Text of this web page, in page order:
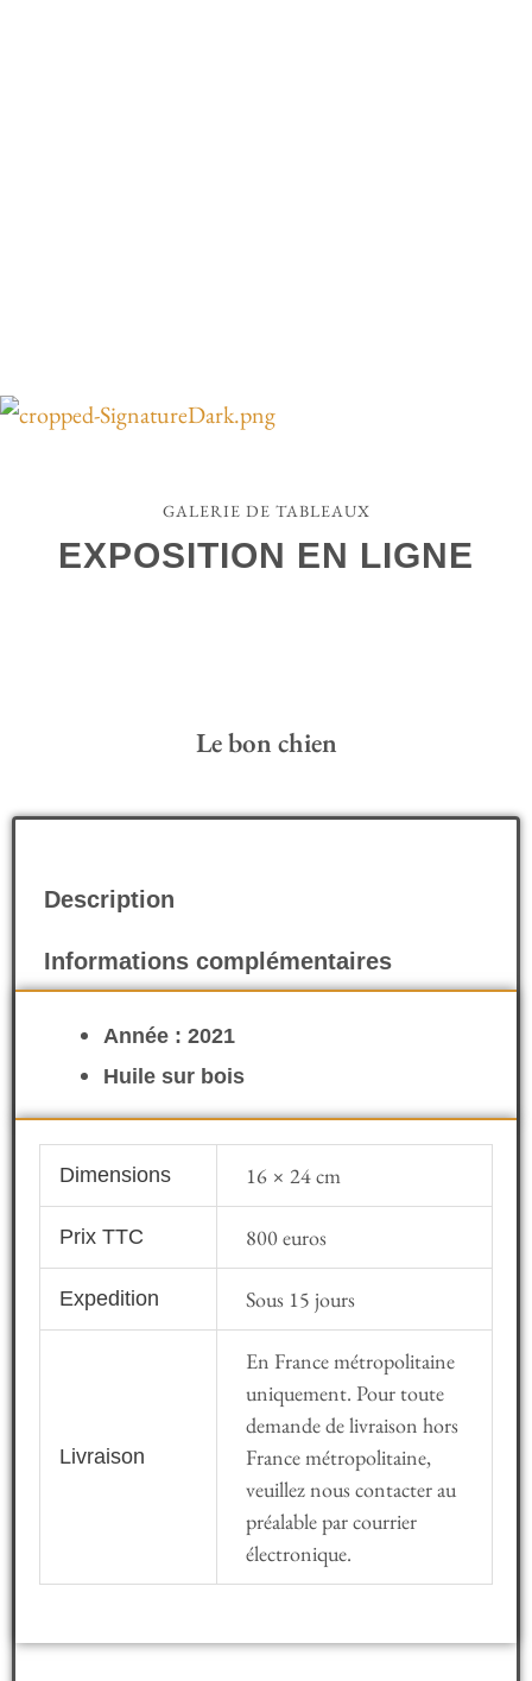
GALERIE DE TABLEAUX
EXPOSITION EN LIGNE
Le bon chien
Description
Informations complémentaires
Année : 2021
Huile sur bois
Dimensions 16 × 24 cm
Prix TTC 800 euros
Expedition Sous 15 jours
Livraison
En France métropolitaine
uniquement. Pour toute
demande de livraison hors
France métropolitaine,
veuillez nous contacter au
préalable par courrier
électronique.